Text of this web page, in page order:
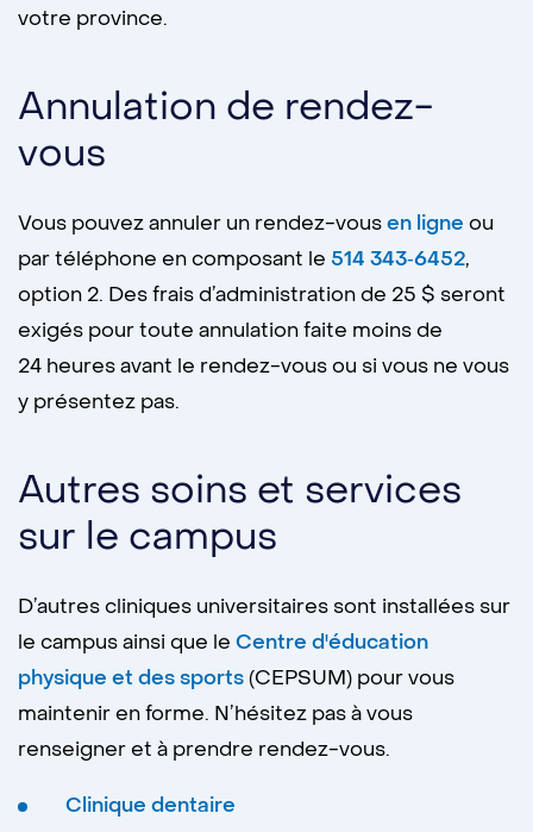
votre province.
Annulation de rendez-
vous
Vous pouvez annuler un rendez-vousen ligne ou
par téléphone en composant le 514 343‑6452,
option 2. Des frais d’administration de 25 $ seront
exigés pour toute annulation faite moins de
24 heures avant le rendez-vous ou si vous ne vous
y présentez pas.
Autres soins et services
sur le campus
D’autres cliniques universitaires sont installées sur
le campus ainsi que le Centre d'éducation
physique et des sports (CEPSUM) pour vous
maintenir en forme. N’hésitez pas à vous
renseigner et à prendre rendez-vous.
Clinique dentaire